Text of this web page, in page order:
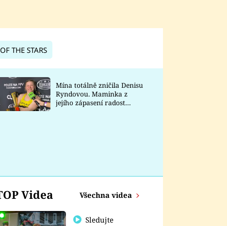
Prima Lajk
Sledujte nás
THE STARS
Mína totálně zničila Denisu
Ryndovou. Maminka z
jejího zápasení radost
Videa Všechna videa
Sledujte